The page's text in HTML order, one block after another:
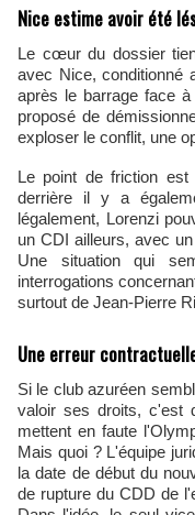
Nice estime avoir été
Le cœur du dossier tient à un engagement signé par Lorenzi
avec Nice, conditionné
après le barrage face à
proposé de
exploser le conflit, une
Le point de friction est donc purement contractuel, même si
derrière il y a
légalement, Lorenzi
un CDI ailleurs, avec
Une situation qui
interrogations
surtout de Jean-Pierre
Une erreur
Si le club azuréen semble déterminé à aller en justice pour faire
valoir ses droits, c'est
mettent en faute
Mais quoi ? L'équipe
la date de début du
de rupture du CDD de